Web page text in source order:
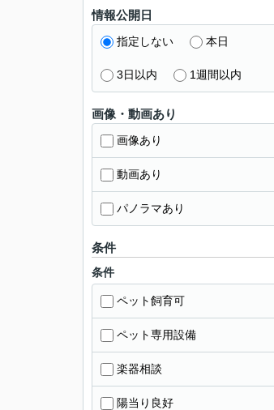
情報公開日
指定しない 本日
3日以内 1週間以内
画像・動画あり
画像あり
動画あり
パノラマあり
条件
条件
ペット飼育可
ペット専用設備
楽器相談
陽当り良好